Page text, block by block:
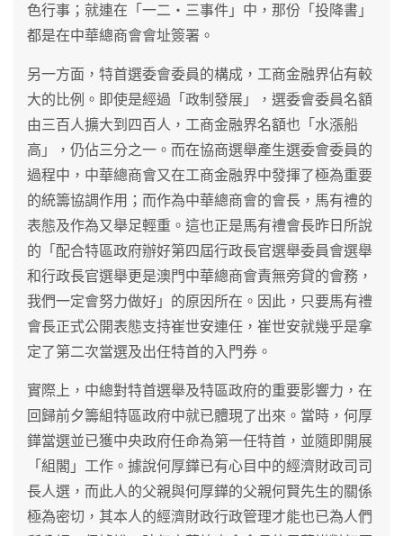
色行事；就連在「一二‧三事件」中，那份「投降書」
都是在中華總商會會址簽署。
另一方面，特首選委會委員的構成，工商金融界佔有較
大的比例。即使是經過「政制發展」，選委會委員名額
由三百人擴大到四百人，工商金融界名額也「水漲船
高」，仍佔三分之一。而在協商選舉產生選委會委員的
過程中，中華總商會又在工商金融界中發揮了極為重要
的統籌協調作用；而作為中華總商會的會長，馬有禮的
表態及作為又舉足輕重。這也正是馬有禮會長昨日所說
的「配合特區政府辦好第四屆行政長官選舉委員會選舉
和行政長官選舉更是澳門中華總商會責無旁貸的會務，
我們一定會努力做好」的原因所在。因此，只要馬有禮
會長正式公開表態支持崔世安連任，崔世安就幾乎是拿
定了第二次當選及出任特首的入門券。
實際上，中總對特首選舉及特區政府的重要影響力，在
回歸前夕籌組特區政府中就已體現了出來。當時，何厚
鏵當選並已獲中央政府任命為第一任特首，並隨即開展
「組閣」工作。據說何厚鏵已有心目中的經濟財政司司
長人選，而此人的父親與何厚鏵的父親何賢先生的關係
極為密切，其本人的經濟財政行政管理才能也已為人們